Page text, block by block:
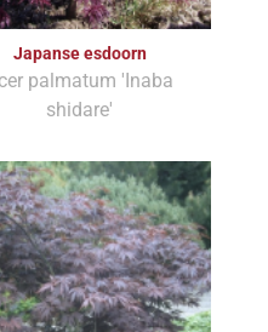
Japanse esdoorn
palmatum 'Inaba
shidare'